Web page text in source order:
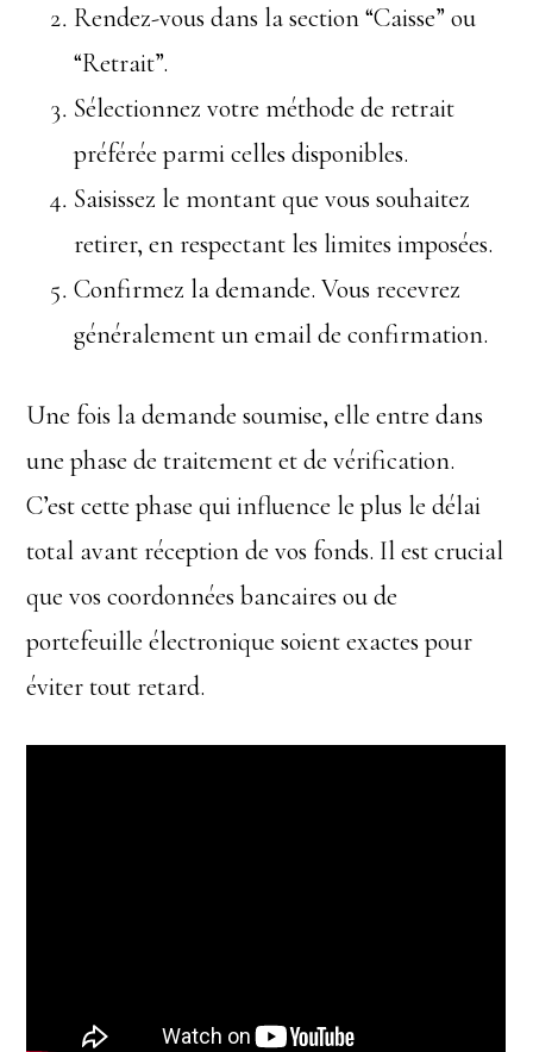
Rendez-vous dans la section “Caisse” ou
“Retrait”.
Sélectionnez votre méthode de retrait
préférée parmi celles disponibles.
Saisissez le montant que vous souhaitez
retirer, en respectant les limites imposées.
Confirmez la demande. Vous recevrez
généralement un email de confirmation.
Une fois la demande soumise, elle entre dans
une phase de traitement et de vérification.
C’est cette phase qui influence le plus le délai
total avant réception de vos fonds. Il est crucial
que vos coordonnées bancaires ou de
portefeuille électronique soient exactes pour
éviter tout retard.